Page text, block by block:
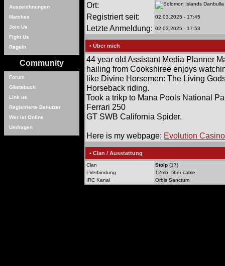
Auszeichnungen
Matches
Join Us
Fight Us
Regeln
Community
Forum
Gästebuch
Link us
Registrierte Benutzer
Wer ist Online
Umfragen
Ort: Danbulla
Registriert seit: 02.03.2025 - 17:45
Letzte Anmeldung: 02.03.2025 - 17:53
• Über mich
44 year old Assistant Media Planner
hailing from Cookshiree enjoys
like Divine Horsemen: The Living
Horseback riding.
Took a trikp to Mana Pools National
Ferrari 250
GT SWB California Spider.
Here is my webpage; Evolution Casino
• Clan / Ausstattung
Clan Stolp (17)
I-Verbindung
12mb, fiber cable
IRC Kanal
Orbis Sanctum